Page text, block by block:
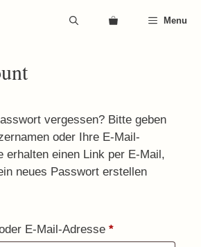
Menu
vergessen? Bitte geben
oder Ihre E-Mail-
erhalten einen Link per E-Mail,
neues Passwort erstellen
E-Mail-Adresse *Erforderlich